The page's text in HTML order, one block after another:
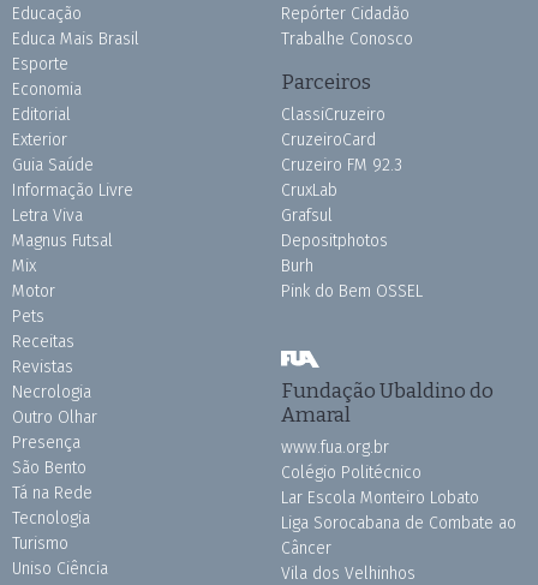
Educação
Educa Mais Brasil
Esporte
Economia
Editorial
Exterior
Guia Saúde
Informação Livre
Letra Viva
Magnus Futsal
Mix
Motor
Pets
Receitas
Revistas
Necrologia
Outro Olhar
Presença
São Bento
Tá na Rede
Tecnologia
Turismo
Uniso Ciência
Repórter Cidadão
Trabalhe Conosco
Parceiros
ClassiCruzeiro
CruzeiroCard
Cruzeiro FM 92.3
CruxLab
Grafsul
Depositphotos
Burh
Pink do Bem OSSEL
Fundação Ubaldino do
Amaral
www.fua.org.br
Colégio Politécnico
Lar Escola Monteiro Lobato
Liga Sorocabana de Combate ao
Câncer
Vila dos Velhinhos